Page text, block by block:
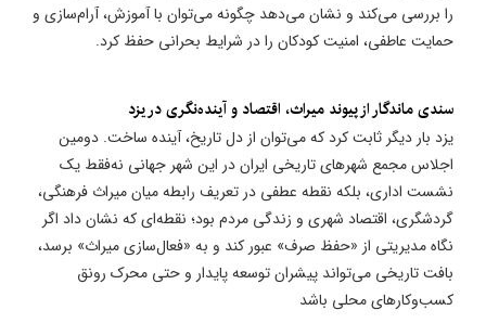
را بررسی می‌کند و نشان می‌دهد چگونه می‌توان با آموزش، آرام‌سازی و
حمایت عاطفی، امنیت کودکان را در شرایط بحرانی حفظ کرد.
سندی ماندگار از پیوند میراث، اقتصاد و آینده‌نگری در یزد
یزد بار دیگر ثابت کرد که می‌توان از دل تاریخ، آینده ساخت. دومین
اجلاس مجمع شهرهای تاریخی ایران در این شهر جهانی نه‌فقط یک
نشست اداری، بلکه نقطه عطفی در تعریف رابطه میان میراث فرهنگی،
گردشگری، اقتصاد شهری و زندگی مردم بود؛ نقطه‌ای که نشان داد اگر
نگاه مدیریتی از «حفظ صرف» عبور کند و به «فعال‌سازی میراث» برسد،
بافت تاریخی می‌تواند پیشران توسعه پایدار و حتی محرک رونق
کسب‌وکارهای محلی باشد